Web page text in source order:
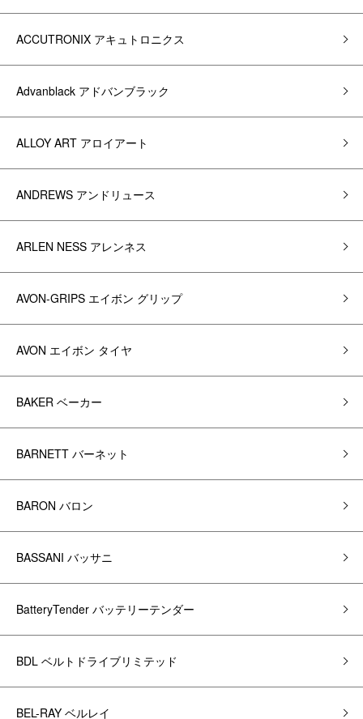
ACCUTRONIX アキュトロニクス
Advanblack アドバンブラック
ALLOY ART アロイアート
ANDREWS アンドリュース
ARLEN NESS アレンネス
AVON-GRIPS エイボン グリップ
AVON エイボン タイヤ
BAKER ベーカー
BARNETT バーネット
BARON バロン
BASSANI バッサニ
BatteryTender バッテリーテンダー
BDL ベルトドライブリミテッド
BEL-RAY ベルレイ